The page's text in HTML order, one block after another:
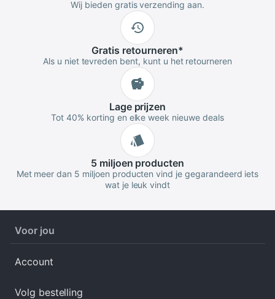
Wij bieden gratis verzending aan.
Gratis retourneren*
Als u niet tevreden bent, kunt u het retourneren
Lageprijzen
Tot 40% korting en elke week nieuwe deals
5 miljoen producten
Met meer dan 5 miljoen producten vind je gegarandeerd iets
wat je leuk vindt
Voor jou
Account
Volg bestelling